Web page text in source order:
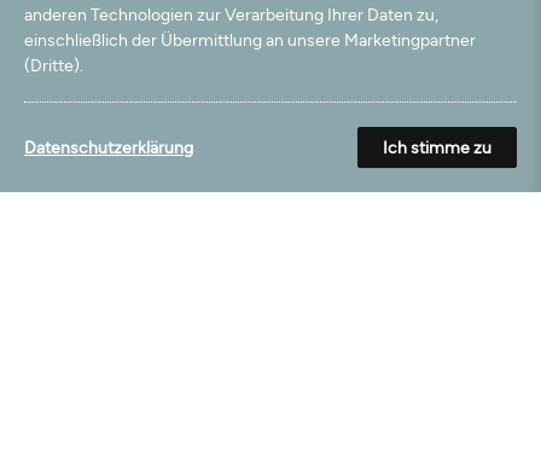
anderen Technologien zur Verarbeitung Ihrer Daten zu,
einschließlich der Übermittlung an unsere Marketingpartner
(Dritte).
Datenschutzerklärung Ich stimme zu